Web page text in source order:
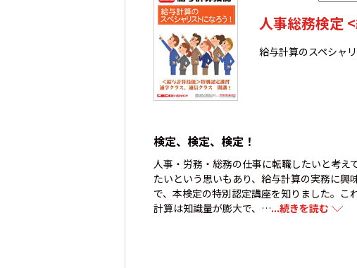
人事総務検定
給与計算のスペシャ
検定、検定、検定！
人事・労務・総務の仕事に転職したいと考え
たいという思いもあり、給与計算の実務に
で、本検定の特別認定講座を知りました。
計算は知識量が膨大で、…...続きを読む